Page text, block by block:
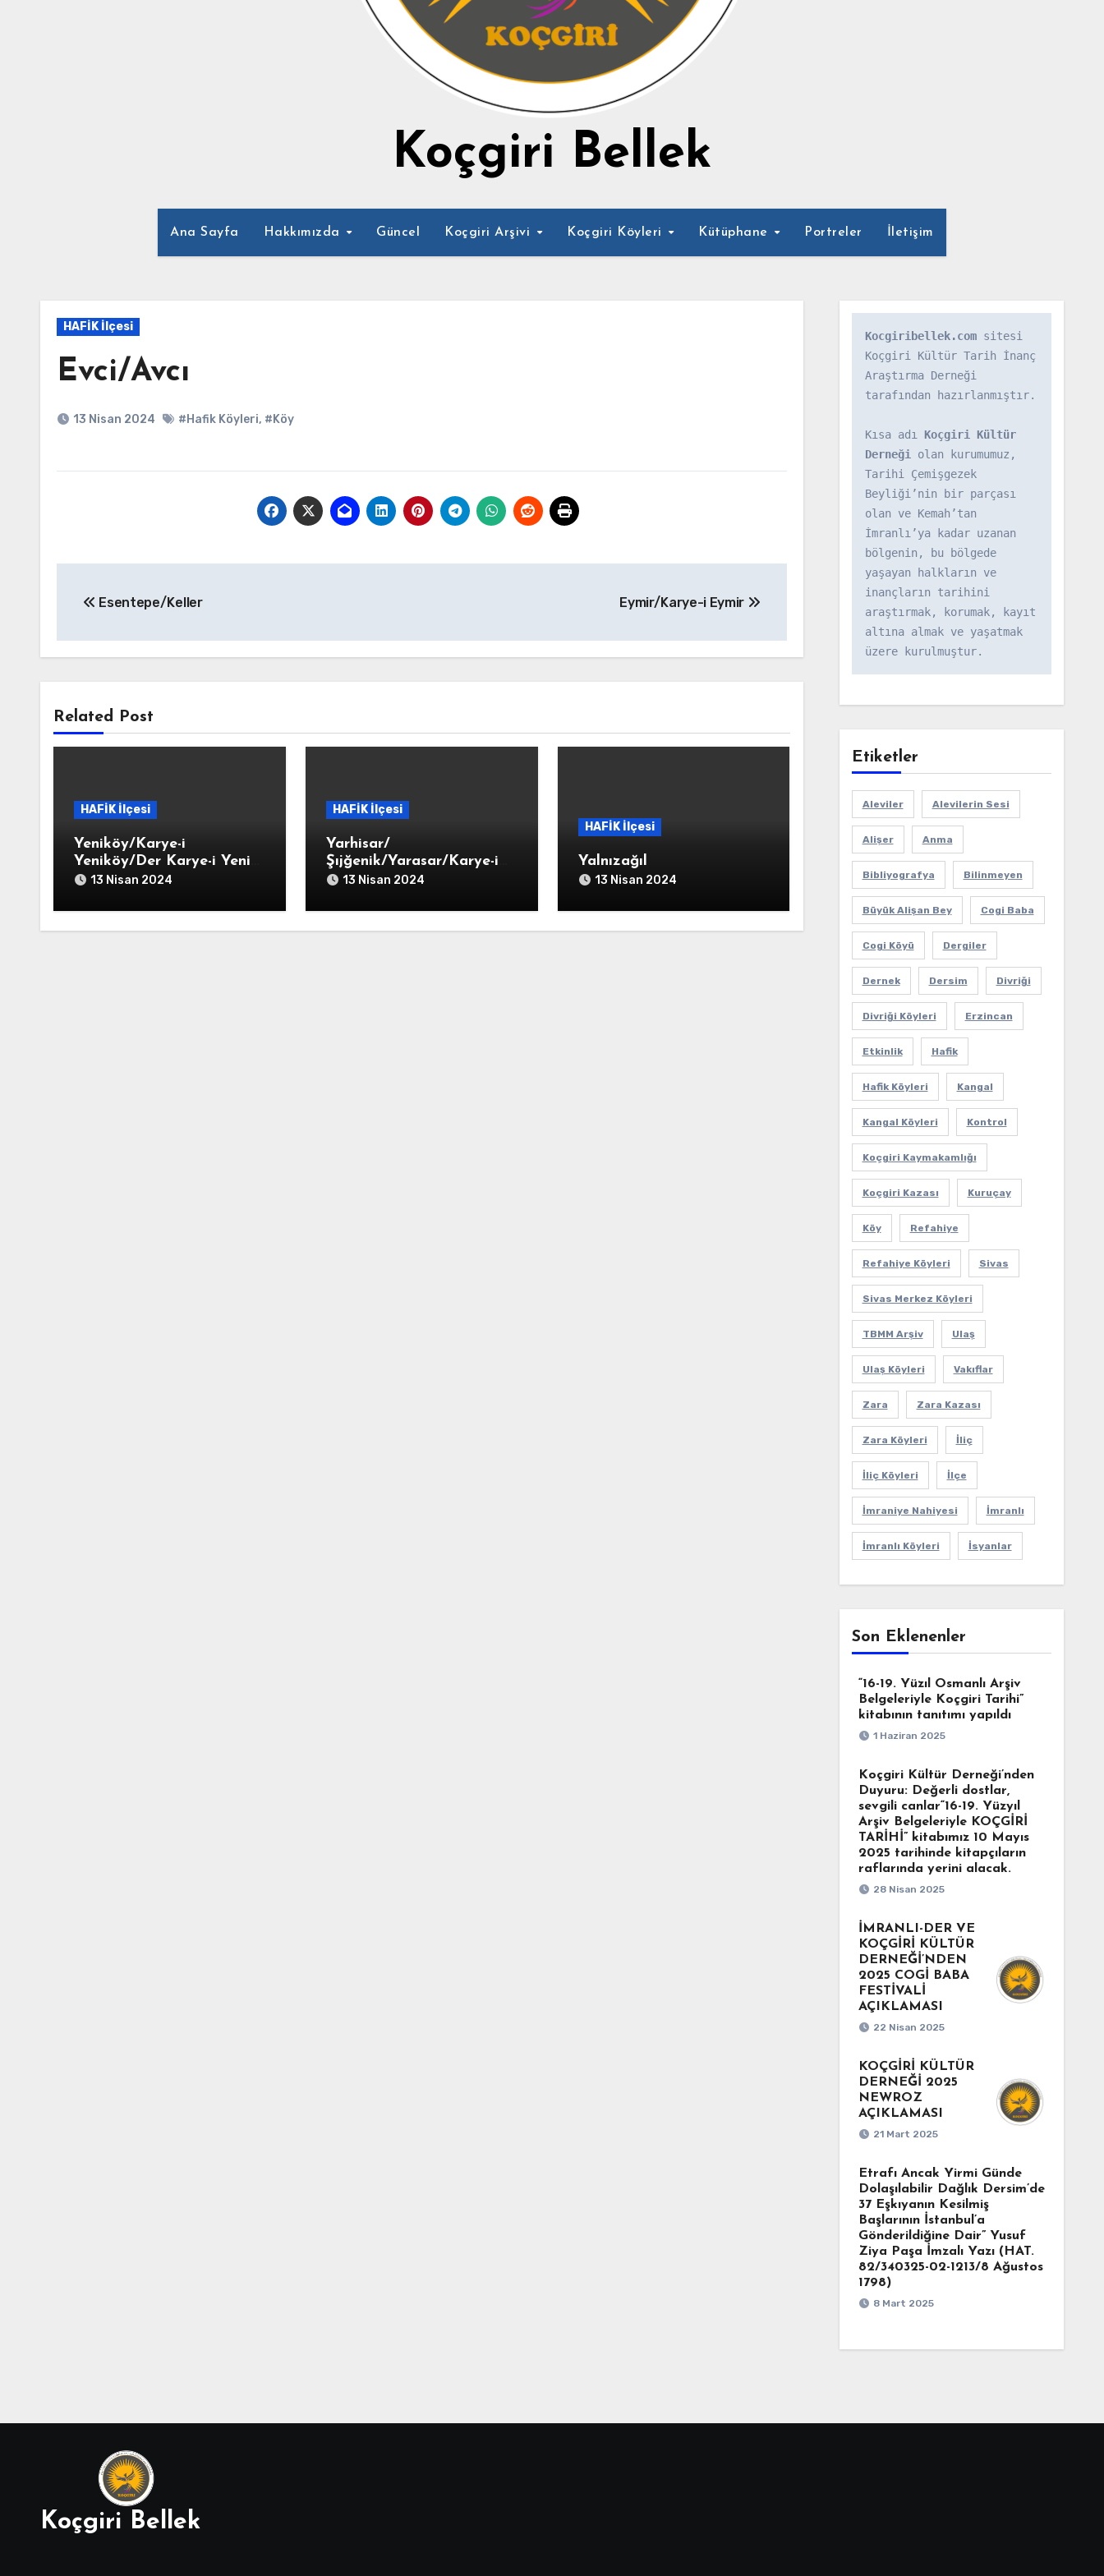
Koçgiri Bellek
Ana Sayfa Hakkımızda Güncel Koçgiri Arşivi Koçgiri Köyleri Kütüphane Portreler İletişim
HAFİK İlçesi
Evci/Avcı
13 Nisan 2024 #Hafik Köyleri, #Köy
gezinmesi
Esentepe/Keller Eymir/Karye-i Eymir
Related Post
HAFİK İlçesi
Yeniköy/Karye-i
Yeniköy/Der Karye-i Yeni
Der Kurb-i Celalli
13 Nisan 2024
HAFİK İlçesi
Yarhisar/
Şıjğenik/Yarasar/Karye-i
Yarhisar
13 Nisan 2024
HAFİK İlçesi
Yalnızağıl
13 Nisan 2024
Kocgiribellek.com sitesi
Koçgiri Kültür Tarih İnanç
Araştırma Derneği
tarafından hazırlanmıştır.
Kısa adı Koçgiri Kültür
Derneği olan kurumumuz,
Tarihi Çemişgezek
Beyliği’nin bir parçası
olan ve Kemah’tan
İmranlı’ya kadar uzanan
bölgenin, bu bölgede
yaşayan halkların ve
inançların tarihini
araştırmak, korumak, kayıt
altına almak ve yaşatmak
üzere kurulmuştur.
Etiketler
Aleviler Alevilerin Sesi
Alişer Anma
Bibliyografya Bilinmeyen
Büyük Alişan Bey Cogi Baba
Cogi Köyü Dergiler
Dernek Dersim Divriği
Divriği Köyleri Erzincan
Etkinlik Hafik
Hafik Köyleri Kangal
Kangal Köyleri Kontrol
Koçgiri Kaymakamlığı
Koçgiri Kazası Kuruçay
Köy Refahiye
Refahiye Köyleri Sivas
Sivas Merkez Köyleri
TBMM Arşiv Ulaş
Ulaş Köyleri Vakıflar
Zara Zara Kazası
Zara Köyleri İliç
İliç Köyleri İlçe
İmraniye Nahiyesi İmranlı
İmranlı Köyleri İsyanlar
Son Eklenenler
“16-19. Yüzıl Osmanlı Arşiv
Belgeleriyle Koçgiri Tarihi”
kitabının tanıtımı yapıldı
1 Haziran 2025
Koçgiri Kültür Derneği’nden
Duyuru: Değerli dostlar,
sevgili canlar“16-19. Yüzyıl
Arşiv Belgeleriyle KOÇGİRİ
TARİHİ” kitabımız 10 Mayıs
2025 tarihinde kitapçıların
raflarında yerini alacak.
28 Nisan 2025
İMRANLI-DER VE
KOÇGİRİ KÜLTÜR
DERNEĞİ’NDEN
2025 COGİ BABA
FESTİVALİ
AÇIKLAMASI
22 Nisan 2025
KOÇGİRİ KÜLTÜR
DERNEĞİ 2025
NEWROZ
AÇIKLAMASI
21 Mart 2025
Etrafı Ancak Yirmi Günde
Dolaşılabilir Dağlık Dersim’de
37 Eşkıyanın Kesilmiş
Başlarının İstanbul’a
Gönderildiğine Dair” Yusuf
Ziya Paşa İmzalı Yazı (HAT.
82/340325-02-1213/8 Ağustos
1798)
8 Mart 2025
Koçgiri Bellek